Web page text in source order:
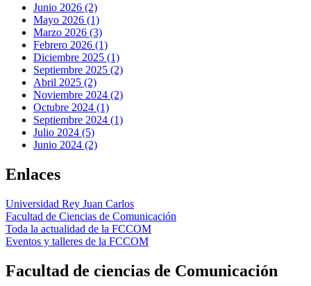
Junio 2026 (2)
Mayo 2026 (1)
Marzo 2026 (3)
Febrero 2026 (1)
Diciembre 2025 (1)
Septiembre 2025 (2)
Abril 2025 (2)
Noviembre 2024 (2)
Octubre 2024 (1)
Septiembre 2024 (1)
Julio 2024 (5)
Junio 2024 (2)
Enlaces
Universidad Rey Juan Carlos
Facultad de Ciencias de Comunicación
Toda la actualidad de la FCCOM
Eventos y talleres de la FCCOM
Facultad de ciencias de Comunicación